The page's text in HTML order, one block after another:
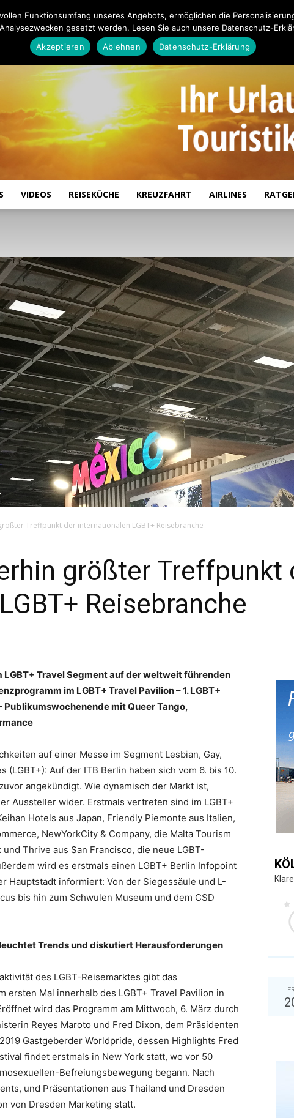
|
Touristiknews
und
VIDEOS REISEKÜCHE KREUZFAHRT AIRLINES
Treffpunkt der internationalen LGBT+ Reisebranche
größter Treffpunkt
Reisebranche
Travel Segment auf der weltweit führenden
im LGBT+ Travel Pavilion – 1. LGBT+
Publikumswochenende mit Queer Tango,
auf einer Messe im Segment Lesbian, Gay,
Auf der ITB Berlin haben sich vom 6. bis 10.
angekündigt. Wie dynamisch der Markt ist,
Aussteller wider. Erstmals vertreten sind im LGBT+
Hotels aus Japan, Friendly Piemonte aus Italien,
NewYorkCity & Company, die Malta Tourism
Thrive aus San Francisco, die neue LGBT-
wird es erstmals einen LGBT+ Berlin Infopoint
Hauptstadt informiert: Von der Siegessäule und L-
bis hin zum Schwulen Museum und dem CSD
Trends und diskutiert Herausforderungen
des LGBT-Reisemarktes gibt das
ersten Mal innerhalb des LGBT+ Travel Pavilion in
wird das Programm am Mittwoch, 6. März durch
Reyes Maroto und Fred Dixon, dem Präsidenten
Gastgeberder Worldpride, dessen Highlights Fred
findet erstmals in New York statt, wo vor 50
Befreiungsbewegung begann. Nach
und Präsentationen aus Thailand und Dresden
von Dresden Marketing statt.
Funktionsumfang unseres Angebots, ermöglichen die
gesetzt werden. Lesen Sie auch unsere Datenschutz-
Akzeptieren
Ablehnen Datenschutz-Erklärung